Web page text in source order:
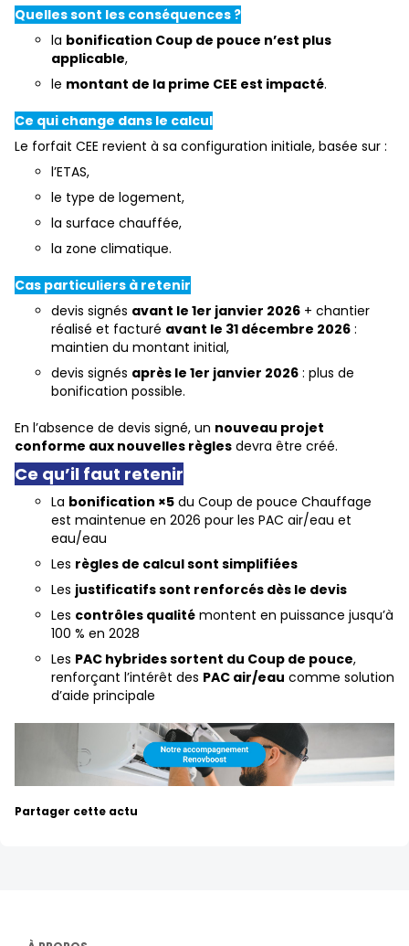
Quelles sont les conséquences ?
la bonification Coup de pouce n’est plus
applicable,
le montant de la prime CEE est impacté.
Ce qui change dans le calcul
Le forfait CEE revient à sa configuration initiale, basée sur :
l’ETAS,
le type de logement,
la surface chauffée,
la zone climatique.
Cas particuliers à retenir
devis signés avant le 1er janvier 2026 + chantier
réalisé et facturé avant le 31 décembre 2026 :
maintien du montant initial,
devis signés après le 1er janvier 2026 : plus de
bonification possible.
En l’absence de devis signé, un nouveau projet
conforme aux nouvelles règles devra être créé.
Ce qu’il faut retenir
La bonification ×5 du Coup de pouce Chauffage
est maintenue en 2026 pour les PAC air/eau et
eau/eau
Les règles de calcul sont simplifiées
Les justificatifs sont renforcés dès le devis
Les contrôles qualité montent en puissance jusqu’à
100 % en 2028
Les PAC hybrides sortent du Coup de pouce,
renforçant l’intérêt des PAC air/eau comme solution
d’aide principale
Partager cette actu